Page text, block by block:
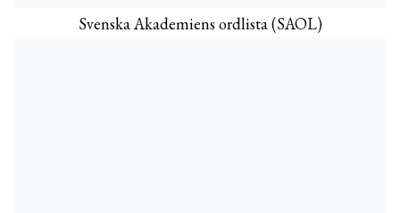
Svenska Akademiens ordlista (SAOL)